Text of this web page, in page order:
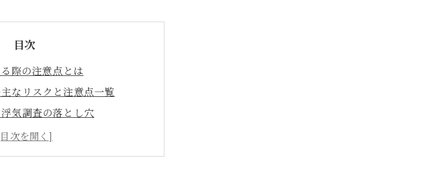
目次
際の注意点とは
なリスクと注意点一覧
気調査の落とし穴
ておきたい浮気調査の法的制約
がちなNG行動まとめ